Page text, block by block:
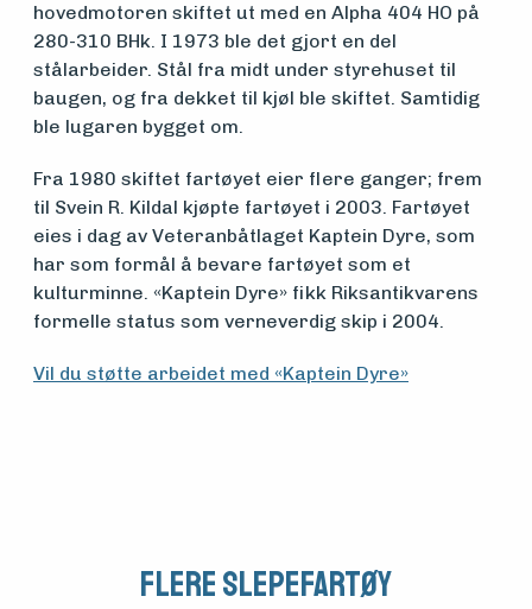
Om
foreningen
Aktuelt
Arrangementer
hovedmotoren skiftet ut med en Alpha 404 HO på
280-310 BHk. I 1973 ble det gjort en del
stålarbeider. Stål fra midt under styrehuset til
baugen, og fra dekket til kjøl ble skiftet. Samtidig
ble lugaren bygget om.
Fra 1980 skiftet fartøyet eier flere ganger; frem
til Svein R. Kildal kjøpte fartøyet i 2003. Fartøyet
eies i dag av Veteranbåtlaget Kaptein Dyre, som
har som formål å bevare fartøyet som et
kulturminne. «Kaptein Dyre» fikk Riksantikvarens
formelle status som verneverdig skip i 2004.
Vil du støtte arbeidet med «Kaptein Dyre»
Flere Slepefartøy